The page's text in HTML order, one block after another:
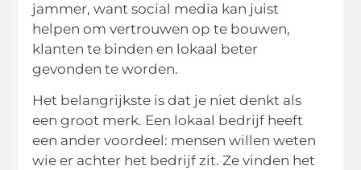
jammer, want social media kan juist
helpen om vertrouwen op te bouwen,
klanten te binden en lokaal beter
gevonden te worden.
Het belangrijkste is dat je niet denkt als
een groot merk. Een lokaal bedrijf heeft
een ander voordeel: mensen willen weten
wie er achter het bedrijf zit. Ze vinden het